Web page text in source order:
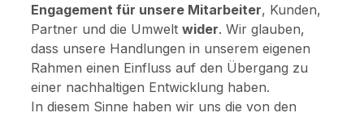
Engagement für unsere Mitarbeiter, Kunden,
Partner und die Umwelt wider. Wir glauben,
dass unsere Handlungen in unserem eigenen
Rahmen einen Einfluss auf den Übergang zu
einer nachhaltigen Entwicklung haben.
In diesem Sinne haben wir uns die von den